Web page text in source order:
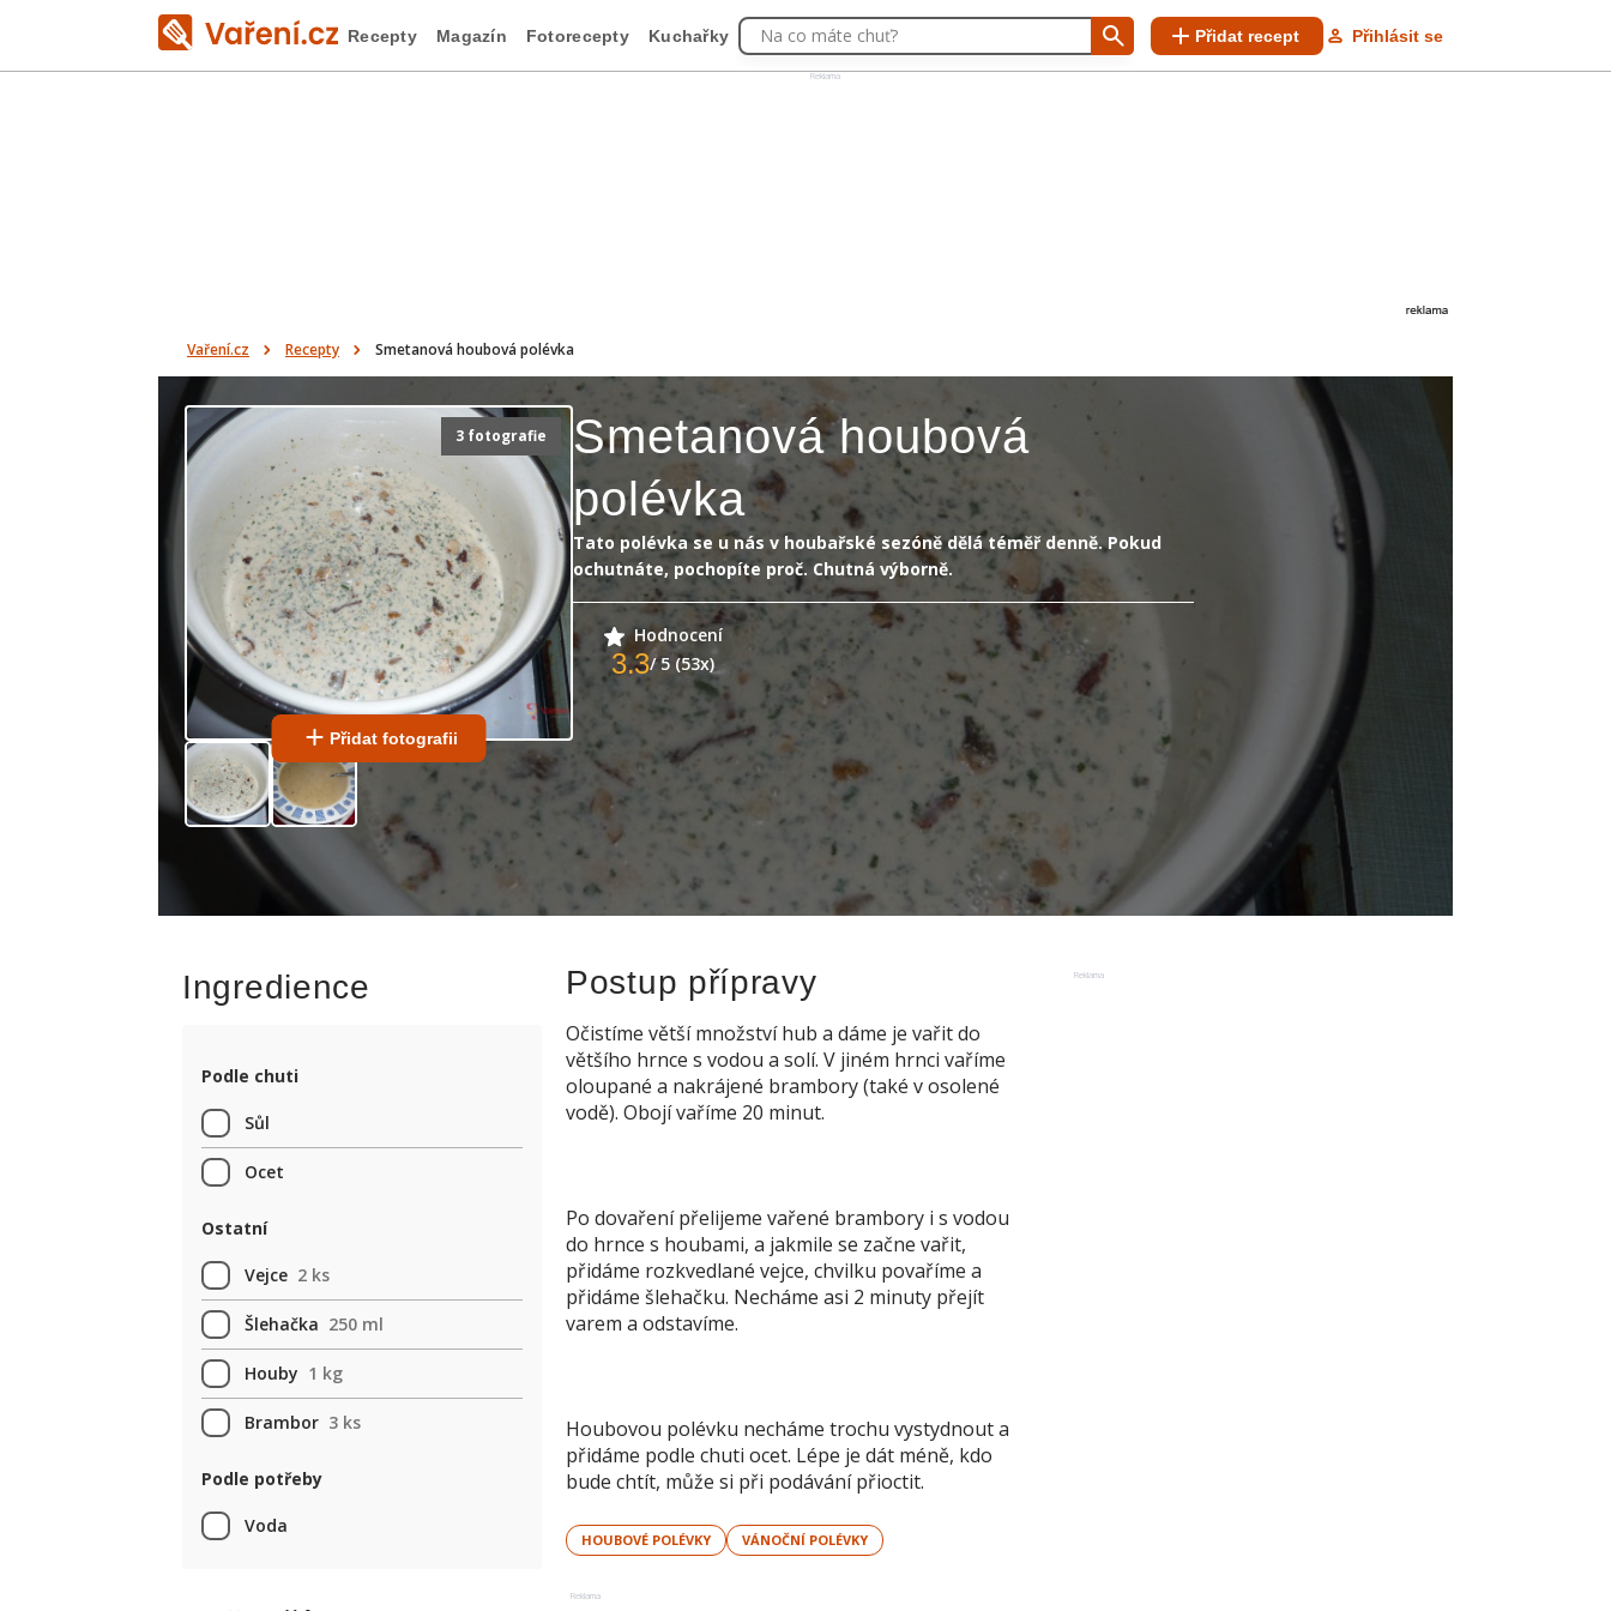
Reklama
Recepty Magazín Fotorecepty Kuchařky Na co máte chuť? Přidat recept Přihlásit se
Vaření.cz Recepty Smetanová houbová polévka
3 fotografie
Přidat fotografii
Smetanová houbová
polévka
Tato polévka se u nás v houbařské sezóně dělá téměř denně. Pokud
ochutnáte, pochopíte proč. Chutná výborně.
Hodnocení
3.3/ 5 (53x)
Reklama
Ingredience
Podle chuti
Sůl
Ocet
Ostatní
Vejce 2 ks
Šlehačka 250 ml
Houby 1 kg
Brambor 3 ks
Podle potřeby
Voda
Postup přípravy
Očistíme větší množství hub a dáme je vařit do
většího hrnce s vodou a solí. V jiném hrnci vaříme
oloupané a nakrájené brambory (také v osolené
vodě). Obojí vaříme 20 minut.
Po dovaření přelijeme vařené brambory i s vodou
do hrnce s houbami, a jakmile se začne vařit,
přidáme rozkvedlané vejce, chvilku povaříme a
přidáme šlehačku. Necháme asi 2 minuty přejít
varem a odstavíme.
Houbovou polévku necháme trochu vystydnout a
přidáme podle chuti ocet. Lépe je dát méně, kdo
bude chtít, může si při podávání přioctit.
HOUBOVÉ POLÉVKY VÁNOČNÍ POLÉVKY
Reklama